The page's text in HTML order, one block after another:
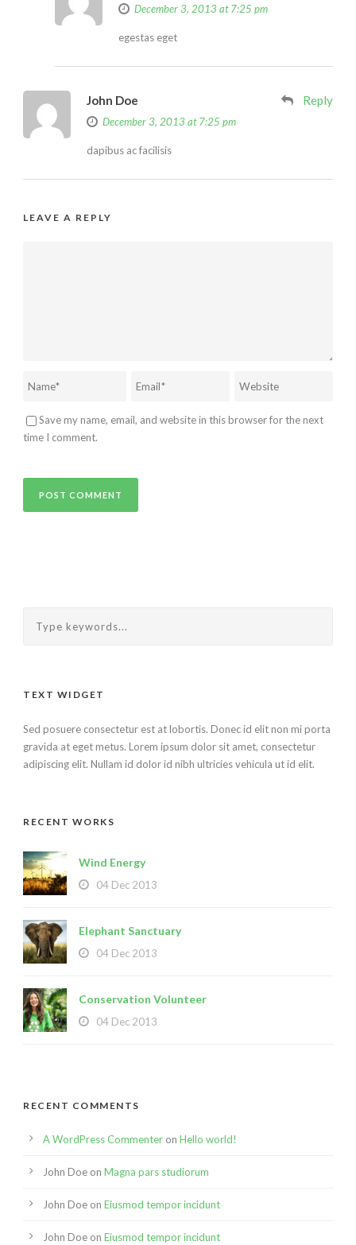
December 3, 2013 at 7:25 pm
egestas eget
John Doe
December 3, 2013 at 7:25 pm
Reply
dapibus ac facilisis
LEAVE A REPLY
Save my name, email, and website in this browser for the next
time I comment.
TEXT WIDGET
Sed posuere consectetur est at lobortis. Donec id elit non mi porta
gravida at eget metus. Lorem ipsum dolor sit amet, consectetur
adipiscing elit. Nullam id dolor id nibh ultricies vehicula ut id elit.
RECENT WORKS
Wind Energy
04 Dec 2013
Elephant Sanctuary
04 Dec 2013
Conservation Volunteer
04 Dec 2013
RECENT COMMENTS
A WordPress Commenter on Hello world!
John Doe on Magna pars studiorum
John Doe on Eiusmod tempor incidunt
John Doe on Eiusmod tempor incidunt